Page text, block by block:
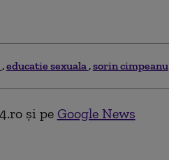
educatie sexuala sorin cimpeanu
și pe Google News